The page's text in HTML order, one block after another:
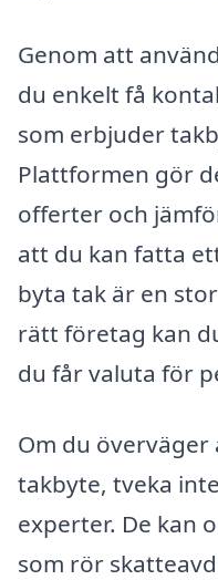
Genom att
du enkelt få
som erbjuder
Plattformen gör
offerter och
att du kan fatta
byta tak är en
rätt företag kan
du får valuta för
Om du
takbyte, tveka
experter. De kan
som rör